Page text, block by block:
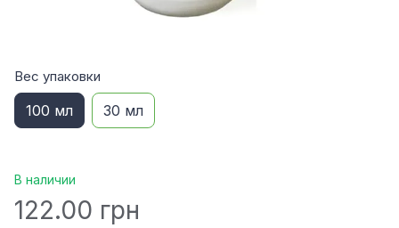
Вес упаковки
100 мл 30 мл
В наличии
122.00 грн